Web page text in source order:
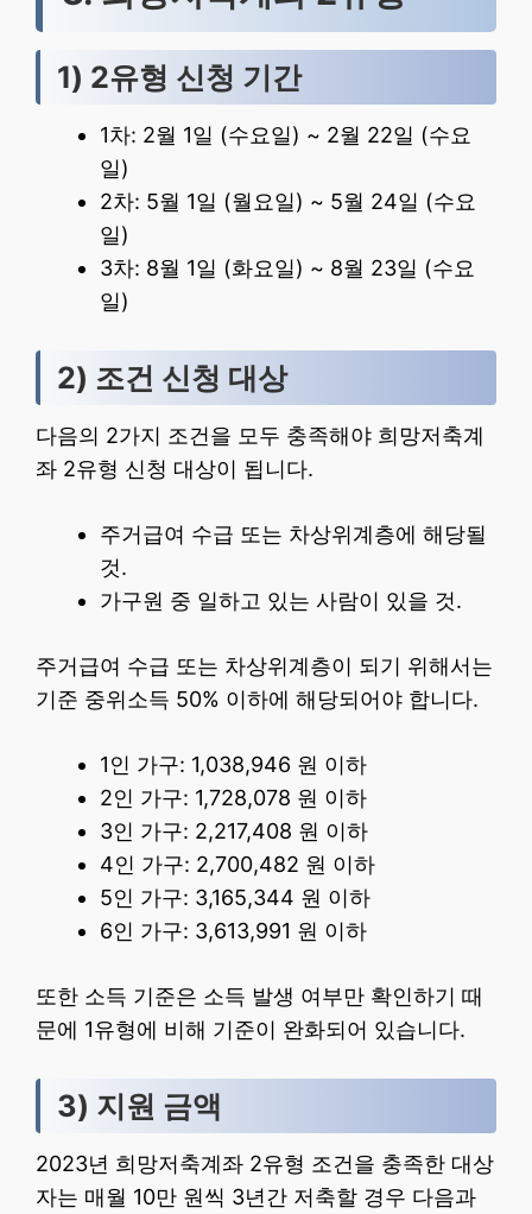
1) 2유형 신청 기간
1차: 2월 1일 (수요일) ~ 2월 22일 (수요
일)
2차: 5월 1일 (월요일) ~ 5월 24일 (수요
일)
3차: 8월 1일 (화요일) ~ 8월 23일 (수요
일)
2) 조건 신청 대상
다음의 2가지 조건을 모두 충족해야 희망저축계
좌 2유형 신청 대상이 됩니다.
주거급여 수급 또는 차상위계층에 해당될
것.
가구원 중 일하고 있는 사람이 있을 것.
주거급여 수급 또는 차상위계층이 되기 위해서는
기준 중위소득 50% 이하에 해당되어야 합니다.
1인 가구: 1,038,946 원 이하
2인 가구: 1,728,078 원 이하
3인 가구: 2,217,408 원 이하
4인 가구: 2,700,482 원 이하
5인 가구: 3,165,344 원 이하
6인 가구: 3,613,991 원 이하
또한 소득 기준은 소득 발생 여부만 확인하기 때
문에 1유형에 비해 기준이 완화되어 있습니다.
3) 지원 금액
2023년 희망저축계좌 2유형 조건을 충족한 대상
자는 매월 10만 원씩 3년간 저축할 경우 다음과